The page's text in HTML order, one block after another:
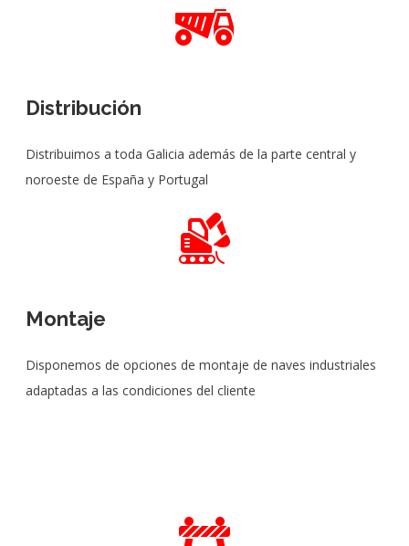
Distribución
Distribuimos a toda Galicia además de la parte central y
noroeste de España y Portugal
Montaje
Disponemos de opciones de montaje de naves industriales
adaptadas a las condiciones del cliente